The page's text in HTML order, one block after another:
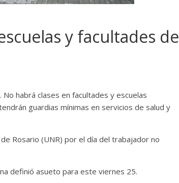
y facultades de
habrá clases en facultades y escuelas
guardias mínimas en servicios de salud y
Rosario (UNR) por el día del trabajador no
definió asueto para este viernes 25.